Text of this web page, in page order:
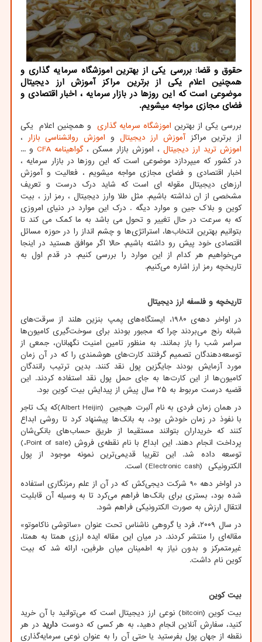
حقوق و قضا: بررسی یكی از بهترین اموزشگاه سرمایه گذاری و
همچنین اعلام یكی از برترین مراكز آموزش ارز دیجیتال
موضوعی است كه این روزها در بازار سرمایه ، اخبار اقتصادی و
فضای مجازی مواجه میشویم.
بررسی یکی از بهترین اموزشگاه سرمایه گذاری و همچنین اعلام یکی
از برترین مراکزآموزش ارز دیجیتال و اموزش روانشناسی بازار ،
اموزش ترید ارز دیجیتال ، اموزش بازار مسکن ،گواهینامه CFA و ...
در کشور که میپردازد موضوعی است که این روزها در بازار سرمایه ،
اخبار اقتصادی و فضای مجازی مواجه میشویم ، فعالیت و آموزش
ارزهای دیجیتال مقوله ای است که شاید درک درست و تعریف
مشخصی از ان نداشته باشیم. مثل طلا وارز دیجیتال ، رمز ارز ، بیت
کوین و بلاک جین و موارد دیگه . درک این موارد در دنیای امروزی
که به سرعت در حال تغییر و تحول می باشد به ما کمک می کند تا
بتوانیم بهترین انتخاب‌ها، استراتژی‌ها و چشم انداز را در حوزه مسائل
اقتصادی خود پیش رو داشته باشیم. حالا اگر موافق هستید در اینجا
می‌خواهیم هر کدام از این موارد را بررسی کنیم. در قدم اول به
تاریخچه رمز ارز اشاره می‌کنیم.
تاریخچه و فلسفه ارز دیجیتال
در اواخر دهه‌ی ۱۹۸۰، ایستگاه‌های پمپ بنزین هلند از سرقت‌های
شبانه رنج می‌بردند چرا که مجبور بودند برای سوخت‌گیری کامیون‌ها
سراسر شب را باز بمانند. به منظور تامین امنیت نگهبانان، جمعی از
توسعه‌دهندگان تصمیم گرفتند کارت‌های هوشمندی را که در آن زمان
مورد آزمایش بودند جایگزین پول نقد کنند. بدین ترتیب رانندگان
کامیون‌ها از این کارت‌ها به جای حمل پول نقد استفاده کردند. این
قضیه درست مربوط به ۲۵ سال پیش از پیدایش بیت کوین بود.
در همان زمان فردی به نام آلبرت هیجین (Albert Heijin)که یک تاجر
با نفوذ در زمان خودش بود، به بانک‌ها پیشنهاد کرد تا روشی ابداع
کنند که خریداران بتوانند مستقیما از طریق حساب‌های بانکی‌شان
پرداخت انجام دهند. این ابداع با نام نقطه‌ی فروش Point of sale)،(
توسعه داده شد. این تقریبا قدیمی‌ترین نمونه موجود از پول
الکترونیکی (Electronic cash) است.
در اواخر دهه 90 شرکت دیجی‌کش که در آن از علم رمزنگاری استفاده
شده بود، بستری برای بانک‌ها فراهم می‌کرد تا به وسیله آن قابلیت
انتقال ارزش به صورت الکترونیکی فراهم شود.
در سال ۲۰۰۹، فرد یا گروهی ناشناس تحت عنوان «ساتوشی ناکاموتو»
مقاله‌ای را منتشر کردند. در میان این مقاله ایده ارزی همتا به همتا،
غیرمتمرکز و بدون نیاز به اطمینان میان طرفین، ارائه شد که بیت
کوین نام داشت.
بیت کوین
بیت کوین(bitcoin)نوعی ارز دیجیتال است که می‌توانید با آن خرید
کنید، سفارش‌ آنلاین انجام دهید، به هر کسی که دوست دارید در هر
نقطه از جهان پول بفرستید یا حتی آن را به عنوان نوعی سرمایه‌گذاری